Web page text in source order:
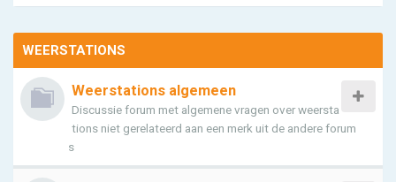
WEERSTATIONS
Weerstations algemeen
Discussie forum met algemene vragen over weersta
tions niet gerelateerd aan een merk uit de andere forum
s